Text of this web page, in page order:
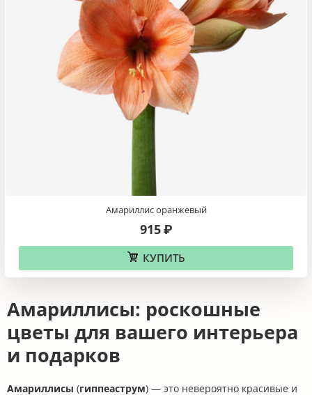
Амариллис оранжевый
915 ₽
КУПИТЬ
Амариллисы: роскошные
цветы для вашего интерьера
и подарков
Амариллисы (гиппеаструм) — это невероятно красивые и